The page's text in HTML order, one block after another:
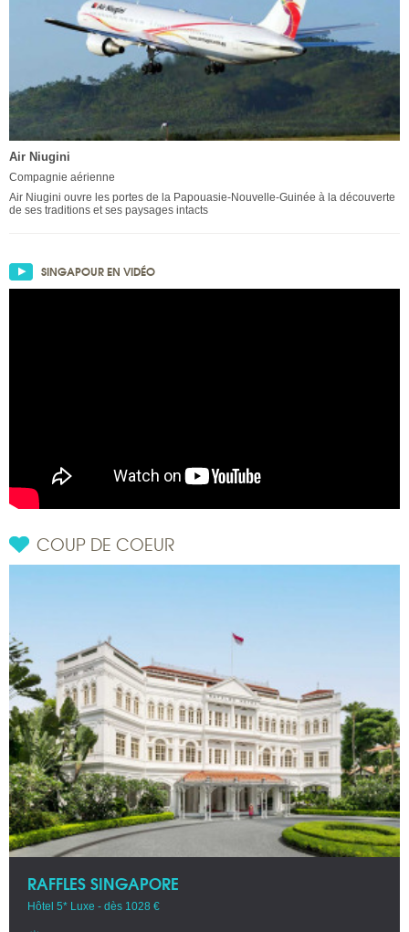
Air Niugini
Compagnie aérienne
Air Niugini ouvre les portes de la Papouasie-Nouvelle-Guinée à la découverte
de ses traditions et ses paysages intacts
SINGAPOUR EN VIDÉO
COUP DE COEUR
RAFFLES SINGAPORE
Hôtel 5* Luxe - dès 1028 €